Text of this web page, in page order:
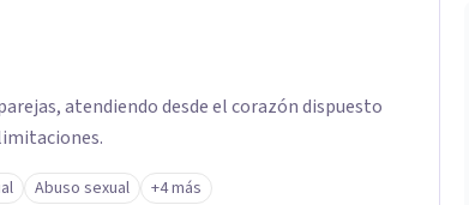
atendiendo desde el corazón dispuesto
Abuso sexual +4 más